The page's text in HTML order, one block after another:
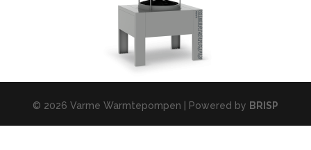
© 2026 Varme Warmtepompen | Powered by BRISP